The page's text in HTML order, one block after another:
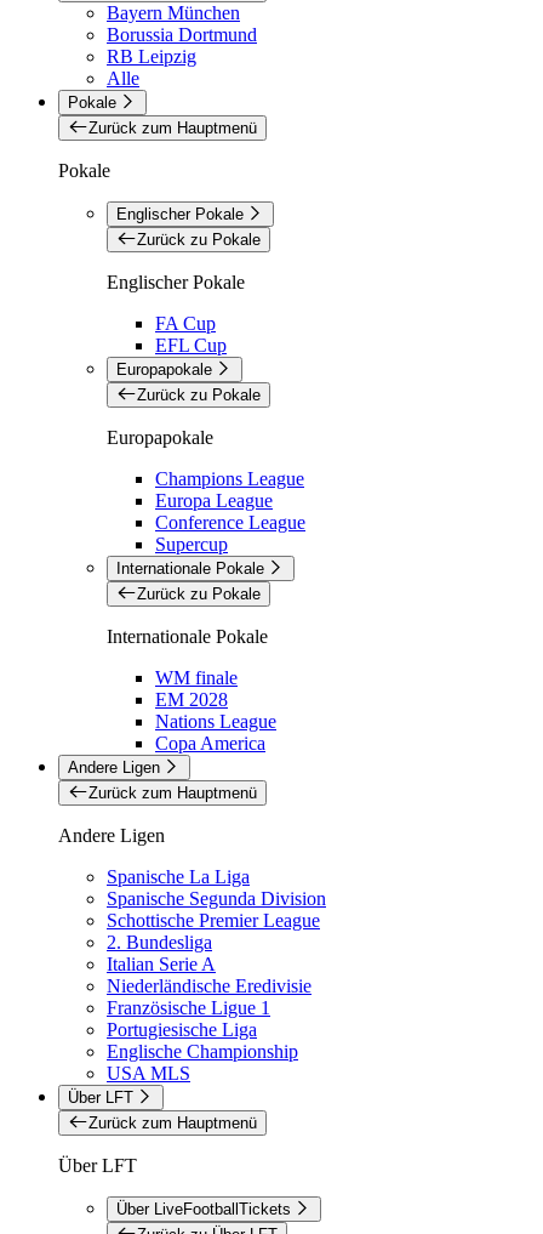
Bayern München
Borussia Dortmund
RB Leipzig
Alle
Pokale
Zurück zum Hauptmenü
Pokale
Englischer Pokale
Zurück zu Pokale
Englischer Pokale
FA Cup
EFL Cup
Europapokale
Zurück zu Pokale
Europapokale
Champions League
Europa League
Conference League
Supercup
Internationale Pokale
Zurück zu Pokale
Internationale Pokale
WM finale
EM 2028
Nations League
Copa America
Andere Ligen
Zurück zum Hauptmenü
Andere Ligen
Spanische La Liga
Spanische Segunda Division
Schottische Premier League
2. Bundesliga
Italian Serie A
Niederländische Eredivisie
Französische Ligue 1
Portugiesische Liga
Englische Championship
USA MLS
Über LFT
Zurück zum Hauptmenü
Über LFT
Über LiveFootballTickets